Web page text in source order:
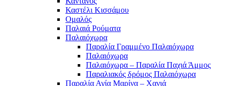
Καστέλι Κισσάμου
Ομαλός
Παλαιά Ρούματα
Παλαιόχωρα
Παραλία Γραμμένο Παλαιόχωρα
Παλαιόχωρα
Παλαιόχωρα – Παραλία Παχιά Άμμος
Παραλιακός δρόμος Παλαιόχωρα
Παραλία Αγία Μαρίνα – Χανιά